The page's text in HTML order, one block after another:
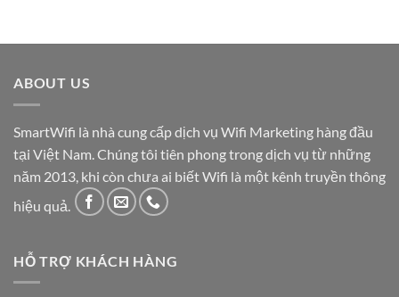
ABOUT US
SmartWifi là nhà cung cấp dịch vụ Wifi Marketing hàng đầu
tại Việt Nam. Chúng tôi tiên phong trong dịch vụ từ những
năm 2013, khi còn chưa ai biết Wifi là một kênh truyền thông
hiệu quả.
HỖ TRỢ KHÁCH HÀNG